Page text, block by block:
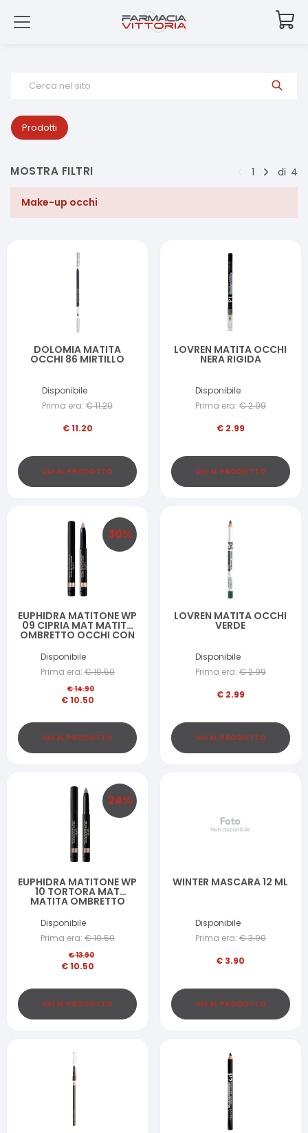
Cerca nel sito
Prodotti
MOSTRA FILTRI 1 di 4
Make-up occhi
DOLOMIA MATITA
OCCHI 86 MIRTILLO
Disponibile
Prima era: €11.20
€11.20
VAI AL PRODOTTO
LOVREN MATITA OCCHI
NERA RIGIDA
Disponibile
Prima era: €2.99
€ 2.99
VAI AL PRODOTTO
30%
EUPHIDRA MATITONE WP
09 CIPRIA MAT MATITA
OMBRETTO OCCHI CON
Disponibile
Prima era: €10.50
€14.90
€10.50
VAI AL PRODOTTO
LOVREN MATITA OCCHI
VERDE
Disponibile
Prima era: €2.99
€ 2.99
VAI AL PRODOTTO
24%
EUPHIDRA MATITONE WP
10 TORTORA MAT
MATITA OMBRETTO
Disponibile
Prima era: €10.50
€13.90
€10.50
VAI AL PRODOTTO
WINTER MASCARA 12 ML
Disponibile
Prima era: €3.90
€ 3.90
VAI AL PRODOTTO